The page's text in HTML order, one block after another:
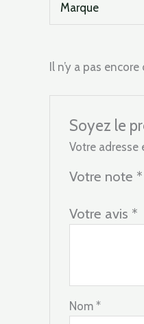
Marque
Il n’y a pas encore
Soyez le
Votre adresse
Votre note *
Votre avis *
Nom*